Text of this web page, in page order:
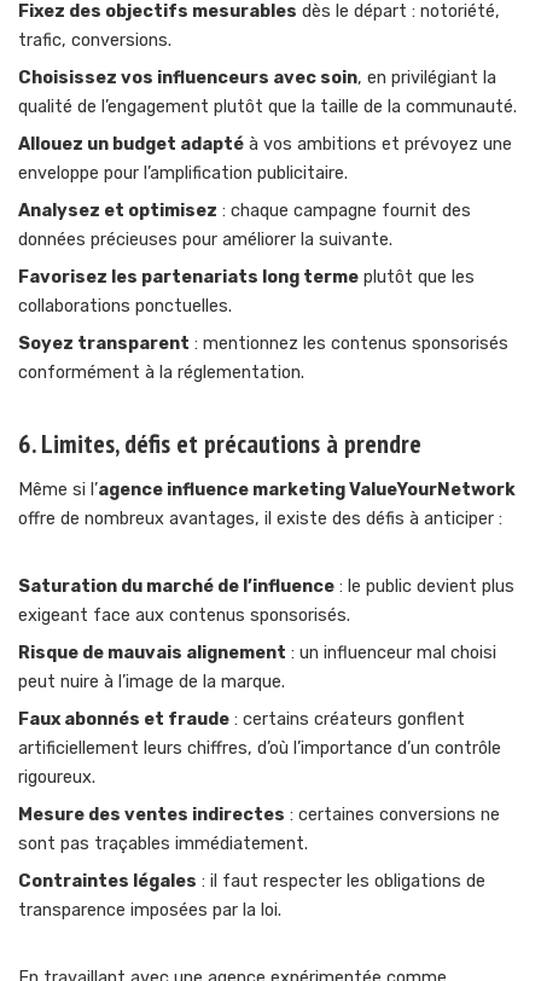
Fixez des objectifs mesurables dès le départ : notoriété,
trafic, conversions.
Choisissez vos influenceurs avec soin, en privilégiant la
qualité de l’engagement plutôt que la taille de la communauté.
Allouez un budget adapté à vos ambitions et prévoyez une
enveloppe pour l’amplification publicitaire.
Analysez et optimisez : chaque campagne fournit des
données précieuses pour améliorer la suivante.
Favorisez les partenariats long terme plutôt que les
collaborations ponctuelles.
Soyez transparent : mentionnez les contenus sponsorisés
conformément à la réglementation.
6. Limites, défis et précautions à prendre
Même si l’agence influence marketing ValueYourNetwork
offre de nombreux avantages, il existe des défis à anticiper :
Saturation du marché de l’influence : le public devient plus
exigeant face aux contenus sponsorisés.
Risque de mauvais alignement : un influenceur mal choisi
peut nuire à l’image de la marque.
Faux abonnés et fraude : certains créateurs gonflent
artificiellement leurs chiffres, d’où l’importance d’un contrôle
rigoureux.
Mesure des ventes indirectes : certaines conversions ne
sont pas traçables immédiatement.
Contraintes légales : il faut respecter les obligations de
transparence imposées par la loi.